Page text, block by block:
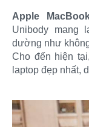
Apple
Unibody mang
dường như
Cho đến hiện
laptop đẹp nhất,